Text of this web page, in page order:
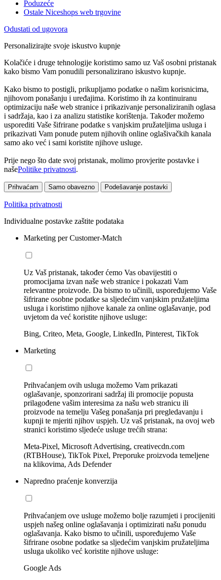
Poduzeće
Ostale Niceshops web trgovine
Odustati od ugovora
Personalizirajte svoje iskustvo kupnje
Kolačiće i druge tehnologije koristimo samo uz Vaš osobni pristanak
kako bismo Vam ponudili personalizirano iskustvo kupnje.
Kako bismo to postigli, prikupljamo podatke o našim korisnicima,
njihovom ponašanju i uređajima. Koristimo ih za kontinuiranu
optimizaciju naše web stranice i prikazivanje personaliziranih oglasa
i sadržaja, kao i za analizu statistike korištenja. Također možemo
usporediti Vaše šifrirane podatke s vanjskim pružateljima usluga i
prikazivati Vam ponude putem njihovih online oglašivačkih kanala
samo ako već i sami koristite njihove usluge.
Prije nego što date svoj pristanak, molimo provjerite postavke i
našePolitike privatnosti.
Prihvaćam Samo obavezno Podešavanje postavki
Politika privatnosti
Individualne postavke zaštite podataka
Marketing per Customer-Match
Uz Vaš pristanak, također ćemo Vas obavijestiti o
promocijama izvan naše web stranice i pokazati Vam
relevantne proizvode. Da bismo to učinili, uspoređujemo Vaše
šifrirane osobne podatke sa sljedećim vanjskim pružateljima
usluga i koristimo njihove kanale za online oglašavanje, pod
uvjetom da već koristite njihove usluge:
Bing, Criteo, Meta, Google, LinkedIn, Pinterest, TikTok
Marketing
Prihvaćanjem ovih usluga možemo Vam prikazati
oglašavanje, sponzorirani sadržaj ili promocije popusta
prilagođene vašim interesima za našu web stranicu ili
proizvode na temelju Vašeg ponašanja pri pregledavanju i
kupnji te mjeriti njihov uspjeh. Uz vaš pristanak, na ovoj web
stranici koristimo sljedeće usluge trećih strana:
Meta-Pixel, Microsoft Advertising, creativecdn.com
(RTBHouse), TikTok Pixel, Preporuke proizvoda temeljene
na klikovima, Ads Defender
Napredno praćenje konverzija
Prihvaćanjem ove usluge možemo bolje razumjeti i procijeniti
uspjeh našeg online oglašavanja i optimizirati našu ponudu
oglašavanja. Kako bismo to učinili, uspoređujemo Vaše
šifrirane osobne podatke sa sljedećim vanjskim pružateljima
usluga ukoliko već koristite njihove usluge:
Google Ads